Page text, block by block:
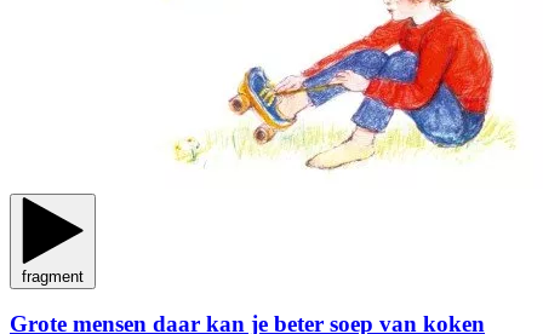
fragment
Grote mensen daar kan je beter soep van koken